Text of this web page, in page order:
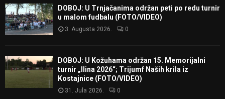
DOBOJ: U Trnjačanima održan peti po redu turnir
u malom fudbalu (FOTO/VIDEO)
3. Augusta 2026. 0
DOBOJ: U Kožuhama održan 15. Memorijalni
turnir „Ilina 2026“; Trijumf Naših krila iz
Kostajnice (FOTO/VIDEO)
31. Jula 2026. 0